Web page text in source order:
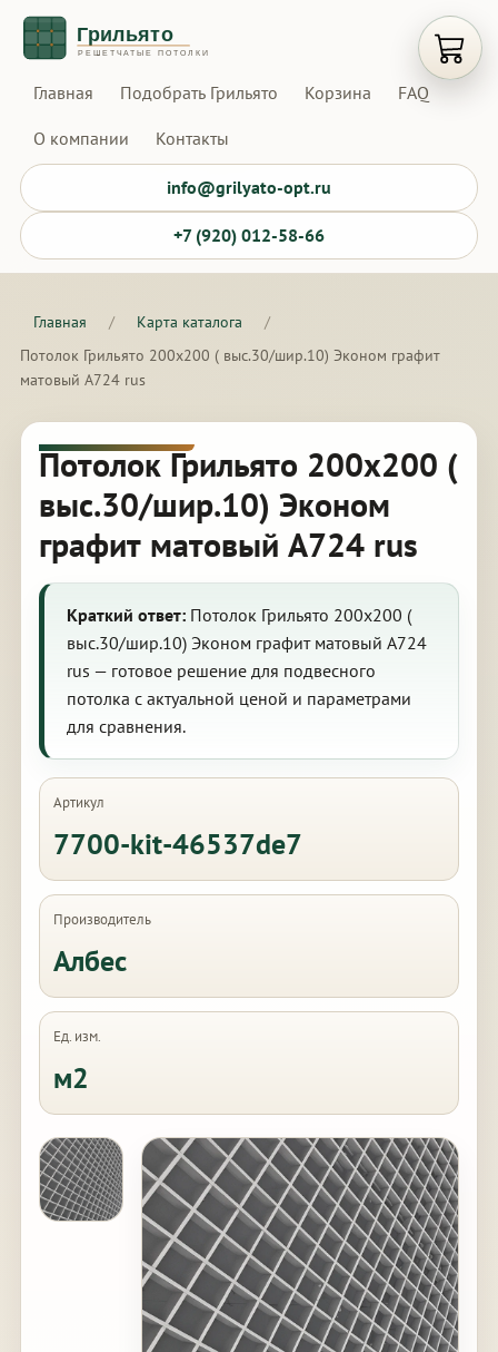
Главная Подобрать Грильято Корзина FAQ
О компании Контакты
info@grilyato-opt.ru
+7 (920) 012-58-66
Главная / Карта каталога
/
Потолок Грильято 200х200 ( выс.30/шир.10) Эконом графит
матовый А724 rus
Потолок Грильято 200х200 (
выс.30/шир.10) Эконом
графит матовый А724 rus
Краткий ответ:Потолок Грильято 200х200 (
выс.30/шир.10) Эконом графит матовый А724
rus — готовое решение для подвесного
потолка с актуальной ценой и параметрами
для сравнения.
Артикул
7700-kit-46537de7
Производитель
Албес
Ед. изм.
м2